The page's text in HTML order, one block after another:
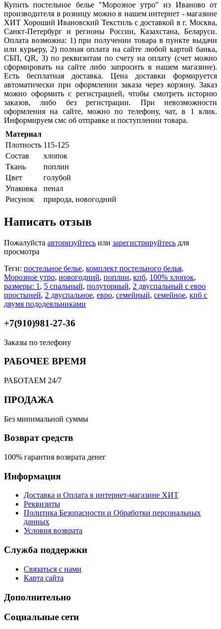
Купить постельное белье "Морозное утро" из Иваново от
производителя в розницу можно в нашем интернет - магазине
ХИТ Хороший Ивановский Текстиль с доставкой в г. Москва,
Санкт-Петербург и регионы России, Казахстана, Беларуси.
Оплата возможна: 1) при получении товара в пункте выдачи
или курьеру, 2) полная оплата на сайте любой картой банка,
СБП,QR, 3) по реквизитам по счету на оплату (счет можно
сформировать на сайте либо запросить в нашем магазине).
Есть бесплатная доставка. Цена доставки формируется
автоматически при оформлении заказа через корзину. Заказ
можно оформить с регистрацией, чтобы смотреть историю
заказов, либо без регистрации. При невозможности
оформления на сайте, можно по телефону, чат, в 1 клик.
Информируем смс об отправке и поступлении товара.
Материал
Плотность 115-125
Состав
хлопок
Ткань
поплин
Цвет
голубой
Упаковка
пенал
Рисунок
природа, новогодний
Написать отзыв
Пожалуйста авторизуйтесь или зарегистрируйтесь для
просмотра
Теги: постельное белье, комплект постельного белья,
Морозное утро, новогодний, поплин, кпб, 100% хлопок,
размеры: 1 , 5 спальный, полуторный, 2 двуспальный с евро
простыней, 2 двуспальное, евро, семейный, семейное, кпб с
двумя пододеяльниками
+7(910)981-27-36
Заказы по телефону
РАБОЧЕЕ ВРЕМЯ
РАБОТАЕМ 24/7
ПРОДАЖА
Без минимальной суммы
Возврат средств
100% гарантия возврата денег
Информация
Доставка и Оплата в интернет-магазине ХИТ
Реквизиты
Политика Безопасности и Обработки персональных
данных
Условия возврата
Служба поддержки
Связаться с нами
Карта сайта
Дополнительно
Социальные сети